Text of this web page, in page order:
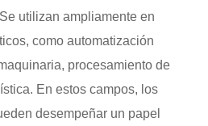
Se utilizan ampliamente en
como automatización
procesamiento de
En estos campos, los
desempeñar un papel